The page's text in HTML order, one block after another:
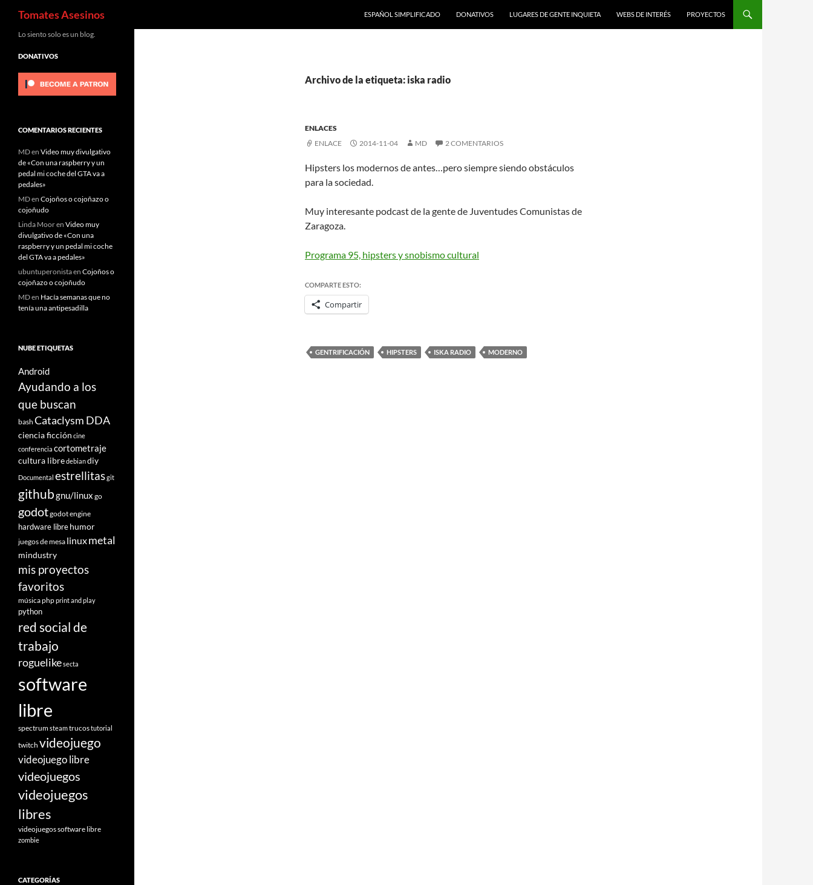
Saltar
Tomates Asesinos ESPAÑOL SIMPLIFICADO DONATIVOS LUGARES DE GENTE INQUIETA WEBS DE INTERÉS PROYECTOS
Archivo de la etiqueta: iska radio
ENLACES
ENLACE
2014-11-04 MD 2 COMENTARIOS
Hipsters los modernos de antes…pero siempre siendo obstáculos
para la sociedad.
Muy interesante podcast de la gente de Juventudes Comunistas de
Zaragoza.
Programa 95, hipsters y snobismo cultural
COMPARTE ESTO:
Compartir
GENTRIFICACIÓN HIPSTERS ISKA RADIO MODERNO
Lo siento solo es un blog.
DONATIVOS
COMENTARIOS RECIENTES
MDen Video muy divulgativo
de «Con una raspberry y un
pedal mi coche del GTA va a
pedales»
MDen Cojoños o cojoñazo o
cojoñudo
Linda Mooren Video muy
divulgativo de «Con una
raspberry y un pedal mi coche
del GTA va a pedales»
ubuntuperonistaen Cojoños o
cojoñazo o cojoñudo
MDen Hacía semanas que no
tenía una antipesadilla
NUBE ETIQUETAS
Android
Ayudando a los
que buscan
bash Cataclysm DDA
ciencia ficción cine
conferencia cortometraje
cultura libredebiandiy
Documental estrellitasgit
githubgnu/linux go
godotgodot engine
hardware librehumor
juegos de mesa linuxmetal
mindustry
mis proyectos
favoritos
músicaphpprint and play
python
red social de
trabajo
roguelikesecta
software
libre
spectrumsteamtrucostutorial
twitch videojuego
videojuego libre
videojuegos
videojuegos
libres
videojuegos software libre
zombie
CATEGORÍAS